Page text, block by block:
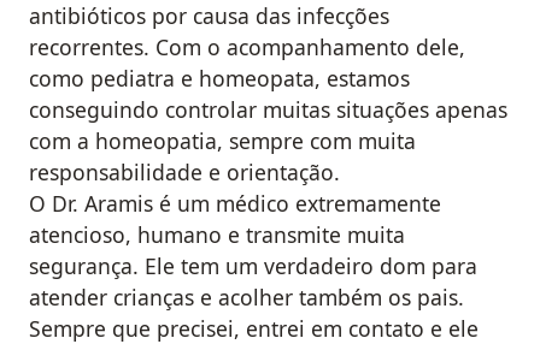
antibióticos por causa das infecções
recorrentes. Com o acompanhamento dele,
como pediatra e homeopata, estamos
conseguindo controlar muitas situações apenas
com a homeopatia, sempre com muita
responsabilidade e orientação.
O Dr. Aramis é um médico extremamente
atencioso, humano e transmite muita
segurança. Ele tem um verdadeiro dom para
atender crianças e acolher também os pais.
Sempre que precisei, entrei em contato e ele